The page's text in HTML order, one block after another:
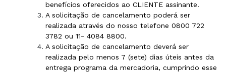
benefícios oferecidos ao CLIENTE assinante.
A solicitação de cancelamento poderá ser
realizada através do nosso telefone 0800 722
3782 ou 11- 4084 8800.
A solicitação de cancelamento deverá ser
realizada pelo menos 7 (sete) dias úteis antes da
entrega programa da mercadoria, cumprindo esse